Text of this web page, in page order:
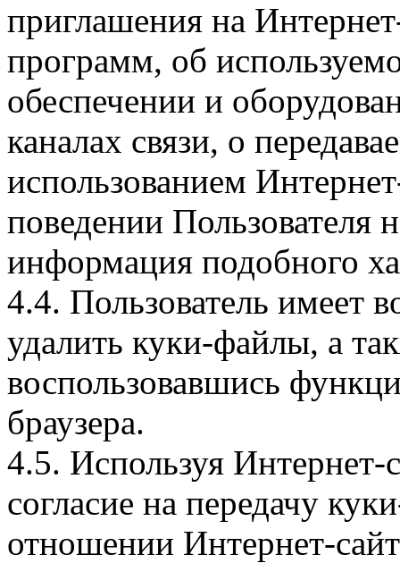
приглашения на
программ, об
обеспечении и
каналах связи, о
использованием
поведении Пользователя
информация подобного
4.4. Пользователь имеет
удалить куки-файлы, а
воспользовавшись
браузера.
4.5. Используя Интернет-
согласие на передачу
отношении Интернет-